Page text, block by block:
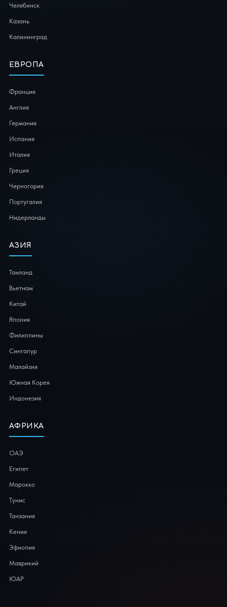
Челябинск
Казань
Калининград
ЕВРОПА
Франция
Англия
Германия
Испания
Италия
Греция
Черногория
Португалия
Нидерланды
АЗИЯ
Таиланд
Вьетнам
Китай
Япония
Филиппины
Сингапур
Малайзия
Южная Корея
Индонезия
АФРИКА
ОАЭ
Египет
Марокко
Тунис
Танзания
Кения
Эфиопия
Маврикий
ЮАР